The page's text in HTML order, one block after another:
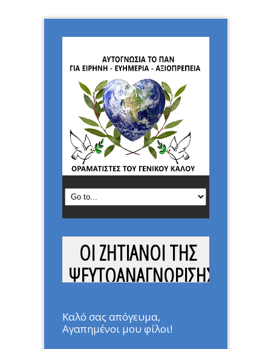
ΟΙ ΖΗΤΙΑΝΟΙ ΤΗΣ
ΨΕΥΤΟΑΝΑΓΝΩΡΙΣΗΣ
Καλό σας απόγευμα,
Αγαπημένοι μου φίλοι!